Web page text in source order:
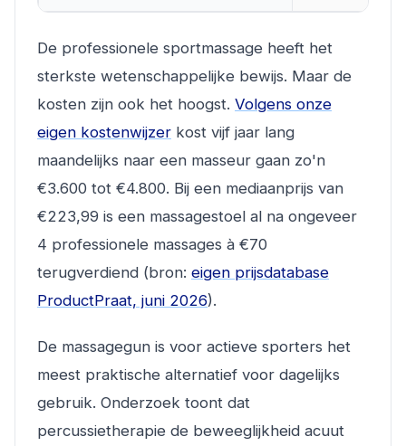
De professionele sportmassage heeft het
sterkste wetenschappelijke bewijs. Maar de
kosten zijn ook het hoogst. Volgens onze
eigen kostenwijzer kost vijf jaar lang
maandelijks naar een masseur gaan zo'n
€3.600 tot €4.800. Bij een mediaanprijs van
€223,99 is een massagestoel al na ongeveer
4 professionele massages à €70
terugverdiend (bron: eigen prijsdatabase
ProductPraat, juni 2026).
De massagegun is voor actieve sporters het
meest praktische alternatief voor dagelijks
gebruik. Onderzoek toont dat
percussietherapie de beweeglijkheid acuut